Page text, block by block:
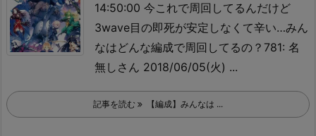
14:50:00 今これで周回してるんだけど
3wave目の即死が安定しなくて辛い…みん
なはどんな編成で周回してるの？781: 名
無しさん 2018/06/05(火) ...
記事を読む 【編成】みんなは ...